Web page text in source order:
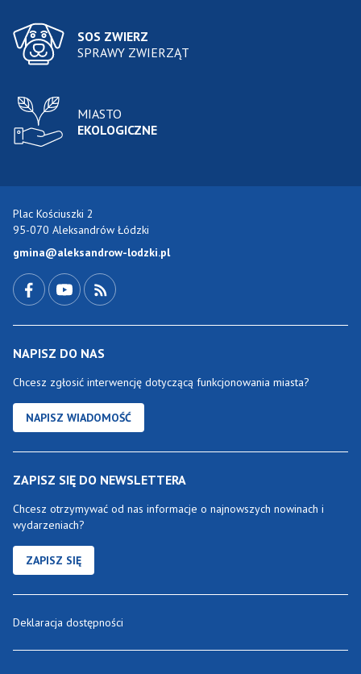
SOS ZWIERZ
SPRAWY ZWIERZĄT
MIASTO
EKOLOGICZNE
Plac Kościuszki 2
95-070 Aleksandrów Łódzki
gmina@aleksandrow-lodzki.pl
NAPISZ DO NAS
Chcesz zgłosić interwencję dotyczącą funkcjonowania miasta?
NAPISZ WIADOMOŚĆ
ZAPISZ SIĘ DO NEWSLETTERA
Chcesz otrzymywać od nas informacje o najnowszych nowinach i
wydarzeniach?
ZAPISZ SIĘ
Deklaracja dostępności